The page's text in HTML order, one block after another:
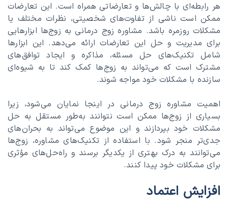
هر رابطه‌ای با چالش‌ها و تعارضاتی همراه است. این تعارضات
ممکن است ناشی از تفاوت‌های شخصیتی، نظرات مختلف یا
مشکلات روزمره باشد. مشاوره زوج درمانی به زوج‌ها ابزارهایی
برای مدیریت و حل این تعارضات ارائه می‌دهد. این ابزارها
شامل تکنیک‌های حل مسئله، مذاکره و ایجاد توافق‌های
مشترک است که می‌تواند به زوج‌ها کمک کند تا به شیوه‌ای
سازنده با مشکلات خود مواجه شوند.
اهمیت مشاوره زوج درمانی در اینجا نمایان می‌شود، زیرا
بسیاری از زوج‌ها ممکن است نتوانند به‌طور مستقل به حل
مشکلات خود بپردازند و این موضوع می‌تواند به بحران‌های
جدی‌تر منجر شود. با استفاده از تکنیک‌های مشاوره، زوج‌ها
می‌توانند به درک بهتری از یکدیگر برسند و راه‌حل‌های مؤثری
برای مشکلات خود پیدا کنند.
افزایش اعتماد